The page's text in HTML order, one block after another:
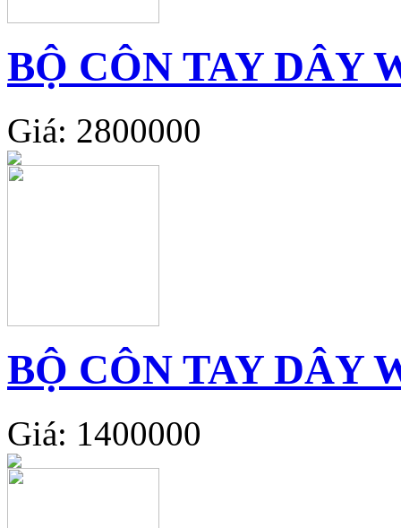
BỘ CÔN TAY DÂY
Giá: 2800000
BỘ CÔN TAY DÂY
Giá: 1400000